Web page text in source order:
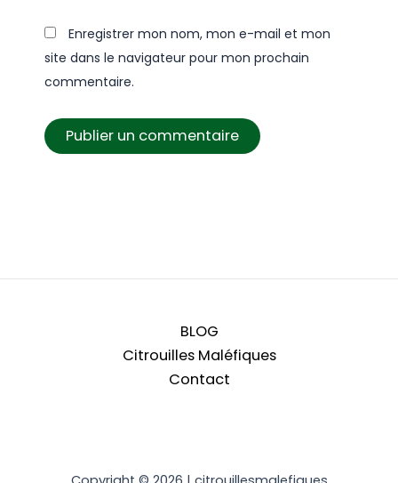
Enregistrer mon nom, mon e-mail et mon
site dans le navigateur pour mon prochain
commentaire.
BLOG
Citrouilles Maléfiques
Contact